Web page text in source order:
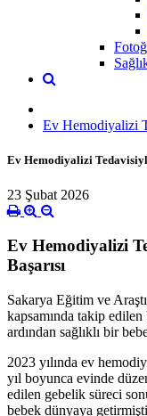
Ev Hemodiyalizi
Ev Hemodiyalizi
23 Şubat 2026
Ev Hemodiyalizi
Başarısı
Sakarya Eğitim ve
kapsamında takip edilen
ardından sağlıklı bir
2023 yılında ev
yıl boyunca evinde
edilen gebelik süreci
bebek dünyaya